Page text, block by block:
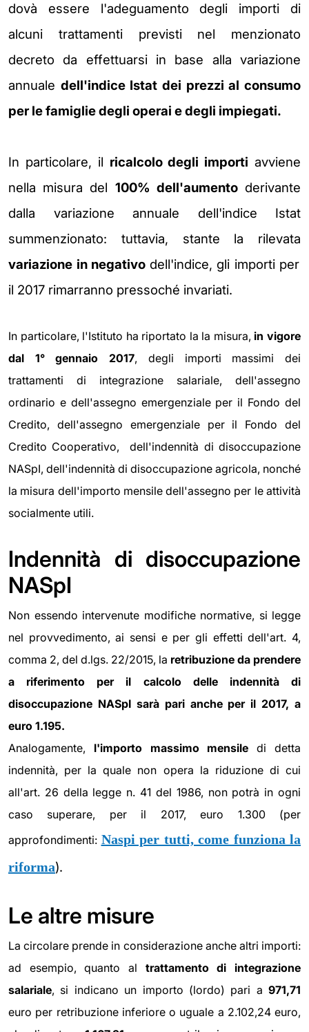
dovà essere l'adeguamento degli importi di
alcuni trattamenti previsti nel menzionato
decreto da effettuarsi in base alla variazione
annuale dell'indice Istat dei prezzi al consumo
per le famiglie degli operai e degli impiegati.
In particolare, il ricalcolo degli importi avviene
nella misura del 100% dell'aumentoderivante
dalla variazione annuale dell'indice Istat
summenzionato: tuttavia, stante la rilevata
variazione in negativo dell'indice, gli importi per
il 2017 rimarranno pressoché invariati.
In particolare, l'Istituto ha riportato la la misura, in vigore
dal 1° gennaio 2017, degli importi massimi dei
trattamenti di integrazione salariale, dell'assegno
ordinario e dell'assegno emergenziale per il Fondo del
Credito, dell'assegno emergenziale per il Fondo del
Credito Cooperativo, dell'indennità di disoccupazione
NASpI, dell'indennità di disoccupazione agricola, nonché
la misura dell'importo mensile dell'assegno per le attività
socialmente utili.
Indennità di disoccupazione
NASpI
Non essendo intervenute modifiche normative, si legge
nel provvedimento, ai sensi e per gli effetti dell'art. 4,
comma 2, del d.lgs. 22/2015, la retribuzione da prendere
a riferimento per il calcolo delle indennità di
disoccupazione NASpI sarà pari anche per il 2017, a
euro 1.195.
Analogamente, l'importo massimo mensiledi detta
indennità, per la quale non opera la riduzione di cui
all'art. 26 della legge n. 41 del 1986, non potrà in ogni
caso superare, per il 2017, euro 1.300 (per
approfondimenti: Naspi per tutti, come funziona la
riforma).
Le altre misure
La circolare prende in considerazione anche altri importi:
ad esempio, quanto al trattamento di integrazione
salariale, si indicano un importo (lordo) pari a 971,71
euro per retribuzione inferiore o uguale a 2.102,24 euro,